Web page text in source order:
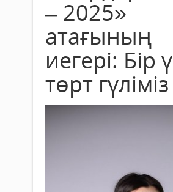
– 2025»
атағының
иегері: Бір
төрт гүліміз